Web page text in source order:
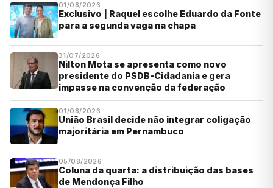
01/08/2026
Exclusivo | Raquel escolhe Eduardo da Fonte
para a segunda vaga na chapa
31/07/2026
Nilton Mota se apresenta como novo
presidente do PSDB-Cidadania e gera
impasse na convenção da federação
01/08/2026
União Brasil decide não integrar coligação
majoritária em Pernambuco
05/08/2026
Coluna da quarta: a distribuição das bases
de Mendonça Filho